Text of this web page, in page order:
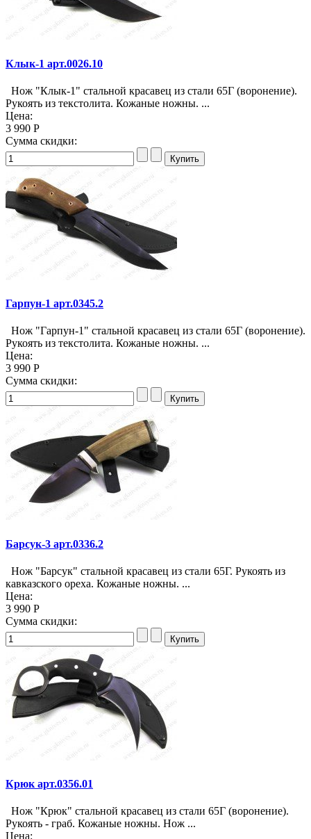
Клык-1 арт.0026.10
Нож "Клык-1" стальной красавец из стали 65Г (воронение).
Рукоять из текстолита. Кожаные ножны. ...
Цена:
3 990 Р
Сумма скидки:
Гарпун-1 арт.0345.2
Нож "Гарпун-1" стальной красавец из стали 65Г (воронение).
Рукоять из текстолита. Кожаные ножны. ...
Цена:
3 990 Р
Сумма скидки:
Барсук-3 арт.0336.2
Нож "Барсук" стальной красавец из стали 65Г. Рукоять из
кавказского ореха. Кожаные ножны. ...
Цена:
3 990 Р
Сумма скидки:
Крюк арт.0356.01
Нож "Крюк" стальной красавец из стали 65Г (воронение).
Рукоять - граб. Кожаные ножны. Нож ...
Цена: